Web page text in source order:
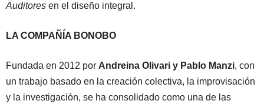
Auditores en el diseño integral.
LA COMPAÑÍA BONOBO
Fundada en 2012 por Andreina Olivari y Pablo Manzi, con
un trabajo basado en la creación colectiva, la improvisación
y la investigación, se ha consolidado como una de las